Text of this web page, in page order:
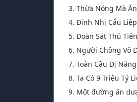
3. Thừa Nóng Mà Ăn
4. Đinh Nhị Cẩu
5. Đoàn Sát Thủ
6. Người Chồng Vô
7. Toàn Cầu Dị
8. Ta Có 9 Triệu Tỷ
9. Một đường ăn